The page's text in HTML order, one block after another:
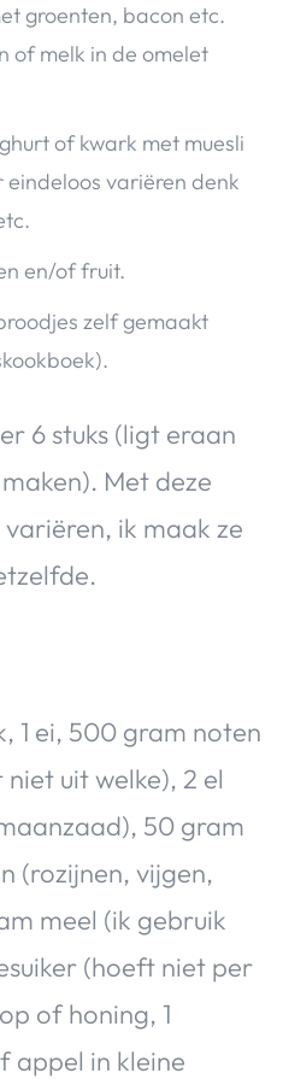
groenten, bacon etc.
of melk in de omelet
of kwark met muesli
eindeloos variëren denk
en/of fruit.
zelf gemaakt
6 stuks (ligt eraan
Met deze
ik maak ze
1 ei, 500 gram noten
uit welke), 2 el
50 gram
(rozijnen, vijgen,
meel (ik gebruik
(hoeft niet per
of honing, 1
appel in kleine